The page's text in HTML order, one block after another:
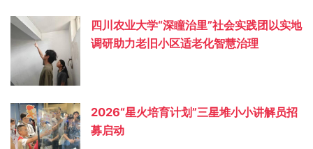
四川农业大学“深瞳治里”社会实践团以实地
调研助力老旧小区适老化智慧治理
2026“星火培育计划”三星堆小小讲解员招
募启动